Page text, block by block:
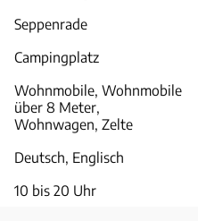
Seppenrade
Campingplatz
Wohnmobile, Wohnmobile
über 8 Meter,
Wohnwagen, Zelte
Deutsch, Englisch
10 bis 20 Uhr